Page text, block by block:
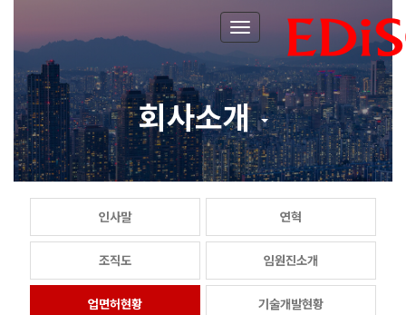
Toggle navigation
회사소개
인사말 연혁
조직도 임원진소개
업면허현황 기술개발현황